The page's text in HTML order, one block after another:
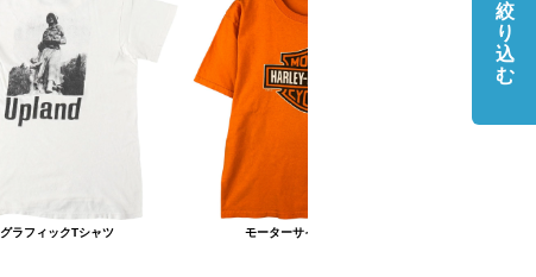
グラフィックTシャツ モーターサイクルTシャツ
絞
り
込
む